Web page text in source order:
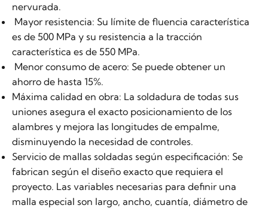
nervurada.
Mayor resistencia: Su límite de fluencia característica
es de 500 MPa y su resistencia a la tracción
característica es de 550 MPa.
Menor consumo de acero: Se puede obtener un
ahorro de hasta 15%.
Máxima calidad en obra: La soldadura de todas sus
uniones asegura el exacto posicionamiento de los
alambres y mejora las longitudes de empalme,
disminuyendo la necesidad de controles.
Servicio de mallas soldadas según especificación: Se
fabrican según el diseño exacto que requiera el
proyecto. Las variables necesarias para definir una
malla especial son largo, ancho, cuantía, diámetro de